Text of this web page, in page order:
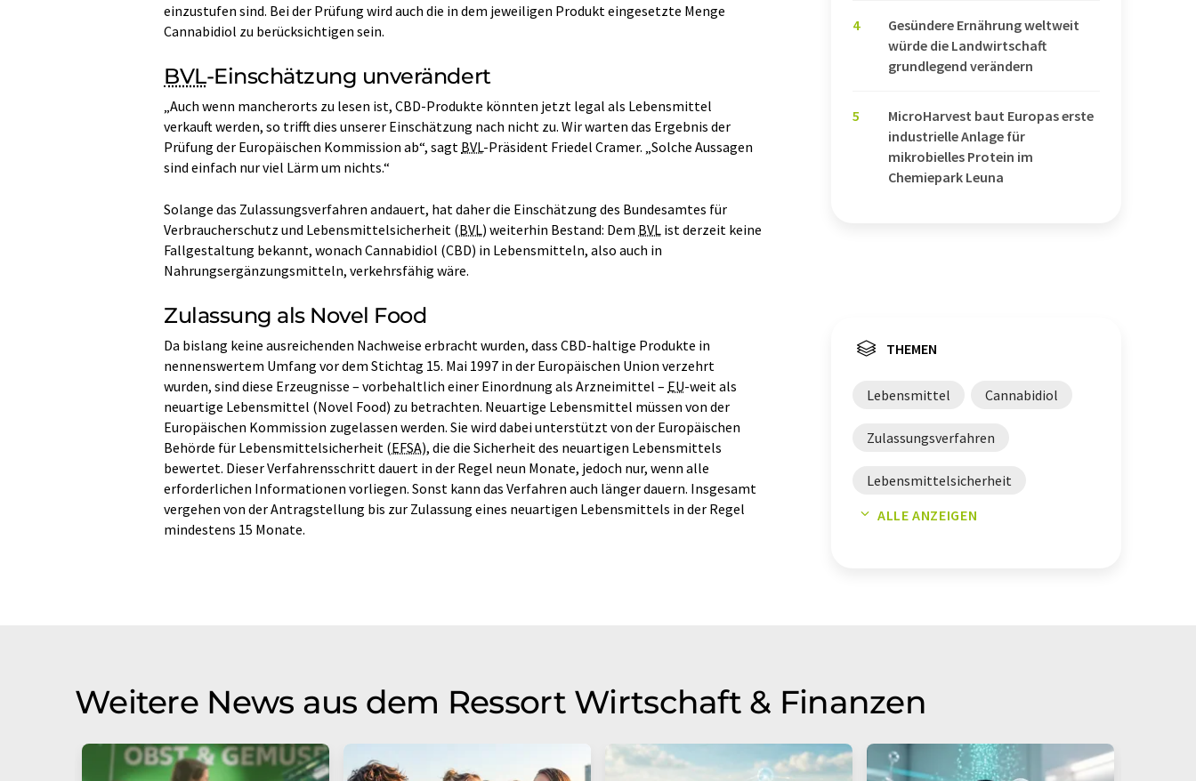
einzustufen sind. Bei der Prüfung wird auch die in dem jeweiligen Produkt eingesetzte Menge
Cannabidiol zu berücksichtigen sein.
BVL-Einschätzung unverändert
„Auch wenn mancherorts zu lesen ist, CBD-Produkte könnten jetzt legal als Lebensmittel
verkauft werden, so trifft dies unserer Einschätzung nach nicht zu. Wir warten das Ergebnis der
Prüfung der Europäischen Kommission ab“, sagt BVL-Präsident Friedel Cramer. „Solche Aussagen
sind einfach nur viel Lärm um nichts.“
Solange das Zulassungsverfahren andauert, hat daher die Einschätzung des Bundesamtes für
Verbraucherschutz und Lebensmittelsicherheit (BVL) weiterhin Bestand: Dem BVL ist derzeit keine
Fallgestaltung bekannt, wonach Cannabidiol (CBD) in Lebensmitteln, also auch in
Nahrungsergänzungsmitteln, verkehrsfähig wäre.
Zulassung als Novel Food
Da bislang keine ausreichenden Nachweise erbracht wurden, dass CBD-haltige Produkte in
nennenswertem Umfang vor dem Stichtag 15. Mai 1997 in der Europäischen Union verzehrt
wurden, sind diese Erzeugnisse – vorbehaltlich einer Einordnung als Arzneimittel – EU-weit als
neuartige Lebensmittel (Novel Food) zu betrachten. Neuartige Lebensmittel müssen von der
Europäischen Kommission zugelassen werden. Sie wird dabei unterstützt von der Europäischen
Behörde für Lebensmittelsicherheit (EFSA), die die Sicherheit des neuartigen Lebensmittels
bewertet. Dieser Verfahrensschritt dauert in der Regel neun Monate, jedoch nur, wenn alle
erforderlichen Informationen vorliegen. Sonst kann das Verfahren auch länger dauern. Insgesamt
vergehen von der Antragstellung bis zur Zulassung eines neuartigen Lebensmittels in der Regel
mindestens 15 Monate.
4
Gesündere Ernährung weltweit
würde die Landwirtschaft
grundlegend verändern
5
MicroHarvest baut Europas erste
industrielle Anlage für
mikrobielles Protein im
Chemiepark Leuna
THEMEN
Lebensmittel Cannabidiol
Zulassungsverfahren
Lebensmittelsicherheit
CBD-haltige Getränke
ALLE ANZEIGEN
Weitere News aus dem Ressort Wirtschaft & Finanzen